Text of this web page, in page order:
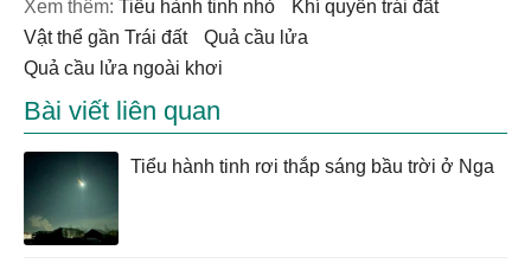
Xem thêm: tiểu hành tinh nhỏ
khí quyển trái đất
vật thể gần Trái đất
quả cầu lửa
quả cầu lửa ngoài khơi
Bài viết liên quan
Tiểu hành tinh rơi thắp sáng bầu trời ở Nga